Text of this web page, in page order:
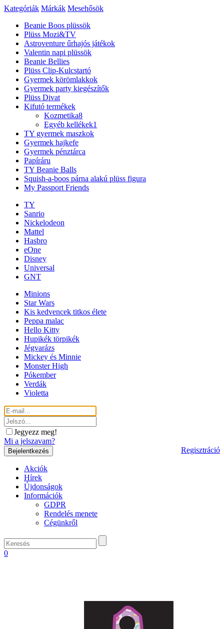
Kategóriák Márkák Mesehősök
Beanie Boos plüssök
Plüss Mozi&TV
Astroventure űrhajós játékok
Valentin napi plüssök
Beanie Bellies
Plüss Clip-Kulcstartó
Gyermek körömlakkok
Gyermek party kiegészítők
Plüss Divat
Kifutó termékek
Kozmetika8
Egyéb kellékek1
TY gyermek maszkok
Gyermek hajkefe
Gyermek pénztárca
Papíráru
TY Beanie Balls
Squish-a-boos párna alakú plüss figura
My Passport Friends
TY
Sanrio
Nickelodeon
Mattel
Hasbro
eOne
Disney
Universal
GNT
Minions
Star Wars
Kis kedvencek titkos élete
Peppa malac
Hello Kitty
Hupikék törpikék
Jégvarázs
Mickey és Minnie
Monster High
Pókember
Verdák
Violetta
Jegyezz meg!
Mi a jelszavam?
Regisztráció
Akciók
Hírek
Újdonságok
Információk
GDPR
Rendelés menete
Cégünkről
0